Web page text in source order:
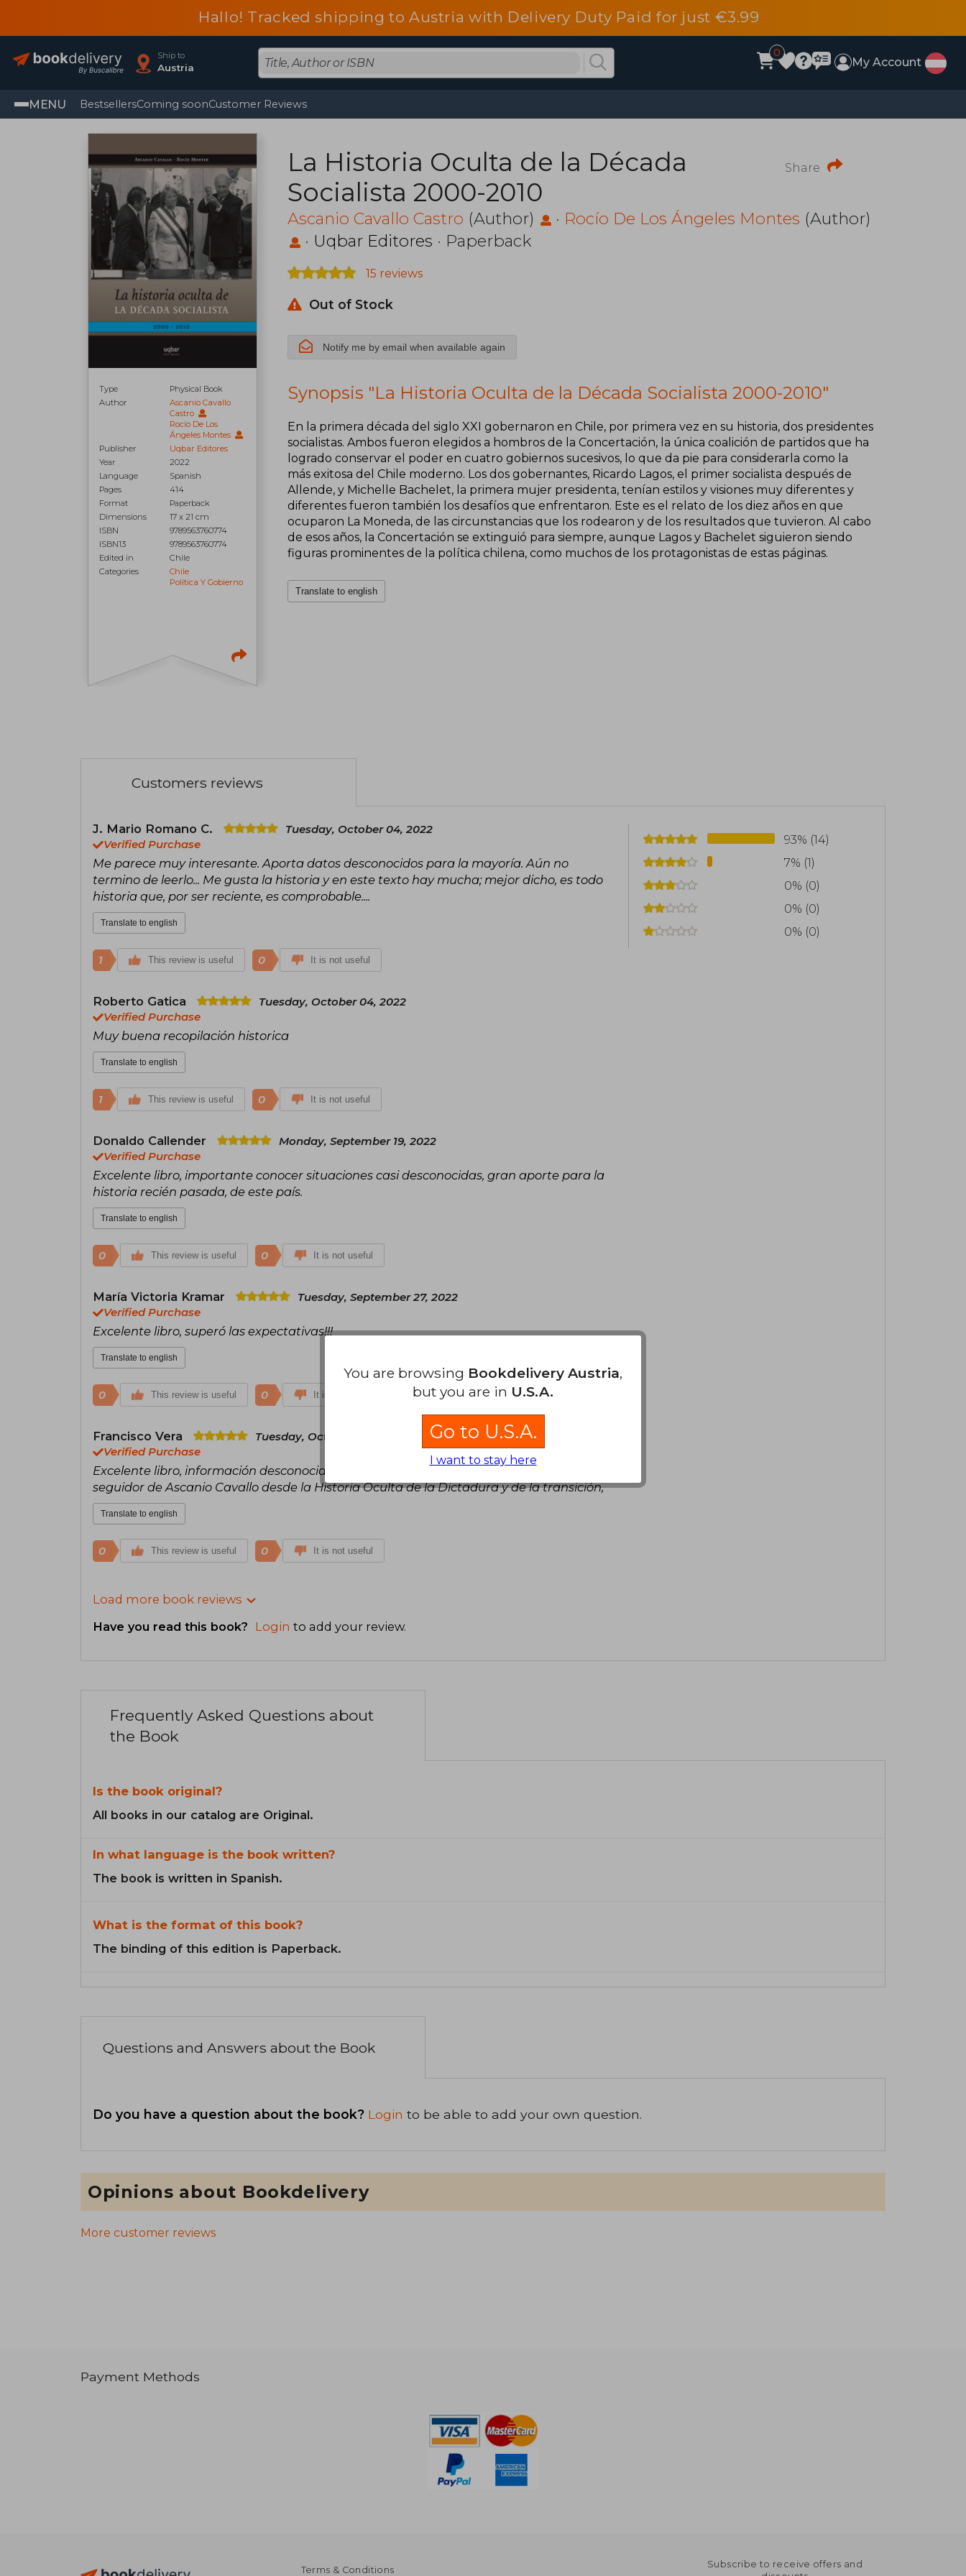
Hallo! Tracked shipping to Austria with Delivery Duty Paid for just €3.99
Ship to
Austria
0
My Account
MENU BestsellersComing soonCustomer Reviews
Type
Physical Book
Author
Ascanio Cavallo
Castro
Rocío De Los
Ángeles Montes
Publisher
Uqbar Editores
Year
2022
Language
Spanish
Pages
414
Format
Paperback
Dimensions
17 x 21 cm
ISBN
9789563760774
ISBN13
9789563760774
Edited in
Chile
Categories
Chile
Política Y Gobierno
Share
La Historia Oculta de la Década
Socialista 2000-2010
Ascanio Cavallo Castro (Author) · Rocío De Los Ángeles Montes (Author)
· Uqbar Editores · Paperback
15 reviews
Out of Stock
Notify me by email when available again
Synopsis "La Historia Oculta de la Década Socialista 2000-2010"
En la primera década del siglo XXI gobernaron en Chile, por primera vez en su historia, dos presidentes
socialistas. Ambos fueron elegidos a hombros de la Concertación, la única coalición de partidos que ha
logrado conservar el poder en cuatro gobiernos sucesivos, lo que da pie para considerarla como la
más exitosa del Chile moderno. Los dos gobernantes, Ricardo Lagos, el primer socialista después de
Allende, y Michelle Bachelet, la primera mujer presidenta, tenían estilos y visiones muy diferentes y
diferentes fueron también los desafíos que enfrentaron. Este es el relato de los diez años en que
ocuparon La Moneda, de las circunstancias que los rodearon y de los resultados que tuvieron. Al cabo
de esos años, la Concertación se extinguió para siempre, aunque Lagos y Bachelet siguieron siendo
figuras prominentes de la política chilena, como muchos de los protagonistas de estas páginas.
Translate to english
Customers reviews
J. Mario Romano C.
Tuesday, October 04, 2022
Verified Purchase
Me parece muy interesante. Aporta datos desconocidos para la mayoría. Aún no
termino de leerlo... Me gusta la historia y en este texto hay mucha; mejor dicho, es todo
historia que, por ser reciente, es comprobable....
Translate to english
1 This review is useful 0 It is not useful
Roberto Gatica
Tuesday, October 04, 2022
Verified Purchase
Muy buena recopilación historica
Translate to english
1 This review is useful 0 It is not useful
Donaldo Callender
Monday, September 19, 2022
Verified Purchase
Excelente libro, importante conocer situaciones casi desconocidas, gran aporte para la
historia recién pasada, de este país.
Translate to english
0 This review is useful 0 It is not useful
María Victoria Kramar
Tuesday, September 27, 2022
Verified Purchase
Excelente libro, superó las expectativas!!!
Translate to english
0 This review is useful 0 It is not useful
Francisco Vera
Tuesday, October 04, 2022
Verified Purchase
Excelente libro, información desconocida sobre decisiones políticas de la época, soy un
seguidor de Ascanio Cavallo desde la Historia Oculta de la Dictadura y de la transición,
Translate to english
0 This review is useful 0 It is not useful
Load more book reviews
Have you read this book? Login to add your review.
93% (14)
7% (1)
0% (0)
0% (0)
0% (0)
Frequently Asked Questions about
the Book
Is the book original?
All books in our catalog are Original.
In what language is the book written?
The book is written in Spanish.
What is the format of this book?
The binding of this edition is Paperback.
Questions and Answers about the Book
Do you have a question about the book? Login to be able to add your own question.
Opinions about Bookdelivery
More customer reviews
Payment Methods
Terms & Conditions
Subscribe to receive offers and
You are browsing Bookdelivery Austria,
but you are in U.S.A.
Go to U.S.A.
I want to stay here